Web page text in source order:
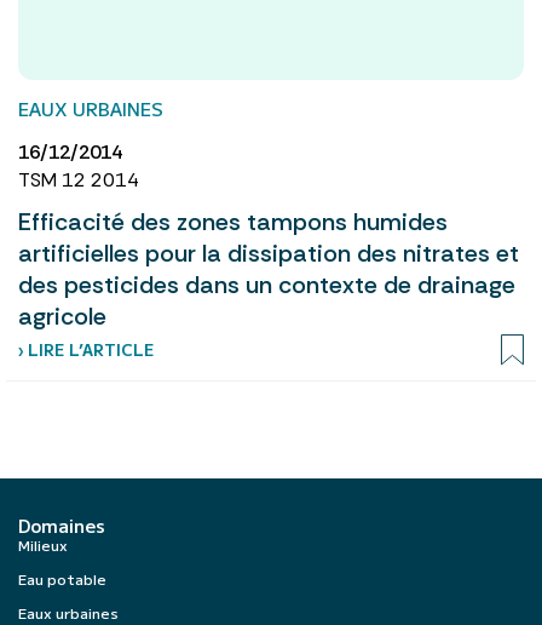
EAUX URBAINES
16/12/2014
TSM 12 2014
Efficacité des zones tampons humides
artificielles pour la dissipation des nitrates et
des pesticides dans un contexte de drainage
agricole
› LIRE L’ARTICLE
Domaines
Milieux
Eau potable
Eaux urbaines